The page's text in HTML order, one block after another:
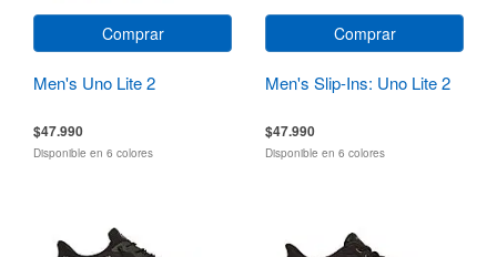
Comprar
Men's Uno Lite 2
$47.990
Disponible en 6 colores
Comprar
Men's Slip-Ins: Uno Lite 2
$47.990
Disponible en 6 colores